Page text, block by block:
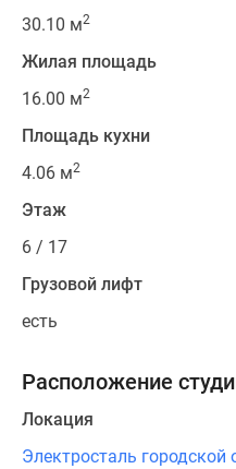
30.10 м2
Жилая площадь
16.00 м2
Площадь кухни
4.06 м2
Этаж
6 / 17
Грузовой лифт
есть
Расположение
Локация
Электросталь городской